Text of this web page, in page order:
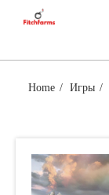
Home Игры